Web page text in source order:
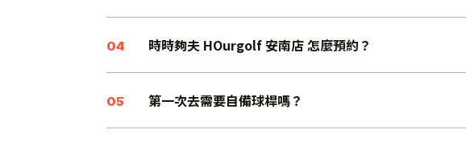
04 時時夠夫 HOurgolf 安南店 怎麼預約？
05 第一次去需要自備球桿嗎？